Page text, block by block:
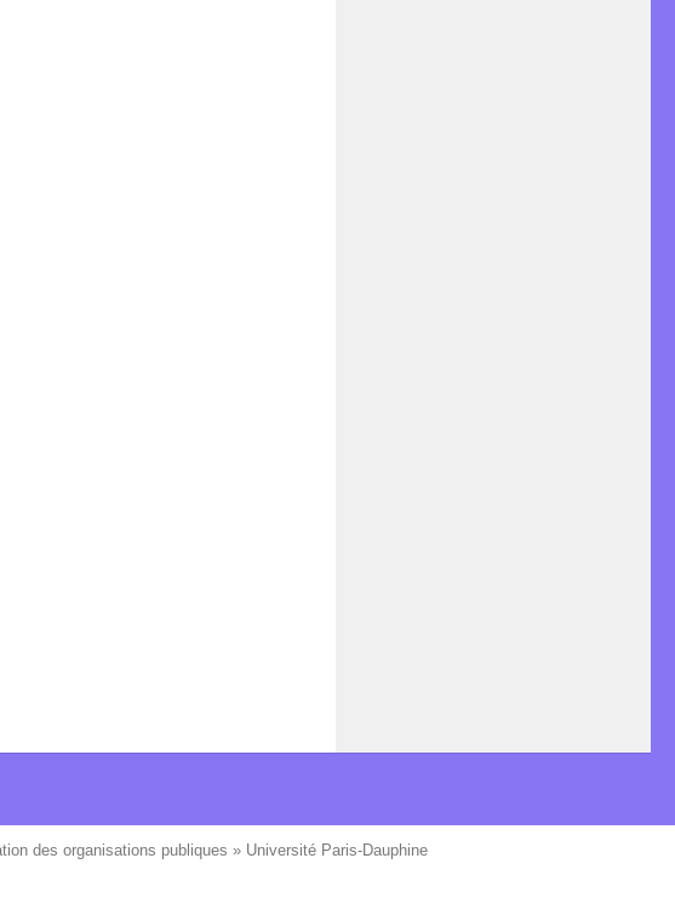
des organisations publiques » Université Paris-Dauphine